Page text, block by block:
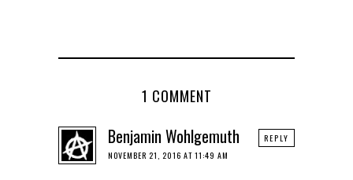
1 COMMENT
Benjamin Wohlgemuth
NOVEMBER 21, 2016 AT 11:49 AM
REPLY